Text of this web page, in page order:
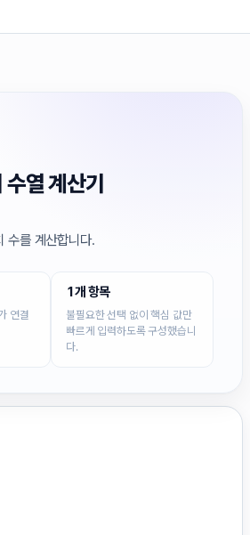
열 계산기
수를 계산합니다.
연결
1개 항목
불필요한 선택 없이 핵심 값만
빠르게 입력하도록 구성했습니
다.